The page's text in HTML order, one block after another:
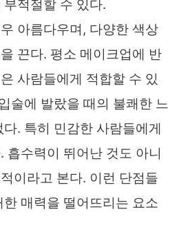
적절할 수 있다.
아름다우며, 다양한 색상
끈다. 평소 메이크업에 반
사람들에게 적합할 수 있
술에 발랐을 때의 불쾌한 느
. 특히 민감한 사람들에게
흡수력이 뛰어난 것도 아니
이라고 본다. 이런 단점들
매력을 떨어뜨리는 요소